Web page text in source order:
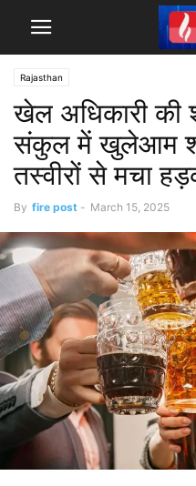
Rajasthan
खेल अधिकारी की
संकुल में खुलेआम
तस्वीरों से मचा
By fire post - March 15, 2025